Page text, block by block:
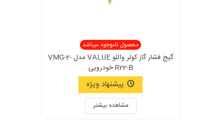
محصول ناموجود میباشد
گیج فشار گاز کولر والئو VALUE مدل VMG-2-
R22-B خودرویی
پیشنهاد ویژه
مشاهده بیشتر